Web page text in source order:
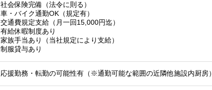
社会保険完備（法令に則る）
車・バイク通勤OK（規定有）
交通費規定支給（月一回15,000円迄）
有給休暇制度あり
家族手当あり（当社規定により支給）
制服貸与あり
応援勤務・転勤の可能性有（※通勤可能な範囲の近隣他施設内厨房）